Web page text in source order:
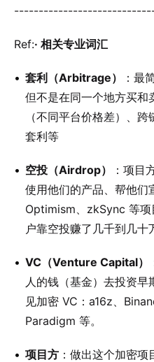
Ref:· 相关专业词汇
套利（Arbitrage）
：最
但不是在同一个地方买
（不同平台价格差）、
套利等
空投（Airdrop）
：项目
使用他们的产品、帮他们
Optimism、zkSync 等项
户靠空投赚了几千到几十
VC（Venture Capital）
人的钱（基金）去投资早
见加密 VC：a16z、
Paradigm 等。
项目方 ：做出这个加密